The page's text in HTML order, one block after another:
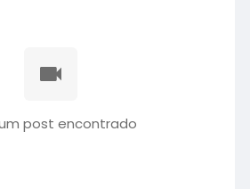
post encontrado